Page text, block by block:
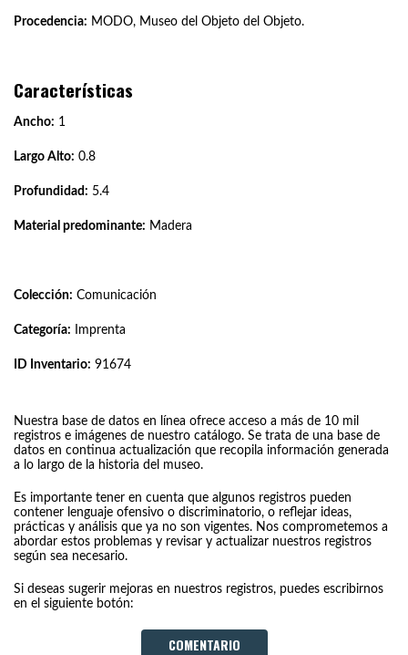
Procedencia: MODO, Museo del Objeto del Objeto.
Características
Ancho: 1
Largo Alto: 0.8
Profundidad: 5.4
Material predominante: Madera
Colección: Comunicación
Categoría: Imprenta
ID Inventario: 91674
Nuestra base de datos en línea ofrece acceso a más de 10 mil
registros e imágenes de nuestro catálogo. Se trata de una base de
datos en continua actualización que recopila información generada
a lo largo de la historia del museo.
Es importante tener en cuenta que algunos registros pueden
contener lenguaje ofensivo o discriminatorio, o reflejar ideas,
prácticas y análisis que ya no son vigentes. Nos comprometemos a
abordar estos problemas y revisar y actualizar nuestros registros
según sea necesario.
Si deseas sugerir mejoras en nuestros registros, puedes escribirnos
en el siguiente botón:
COMENTARIO